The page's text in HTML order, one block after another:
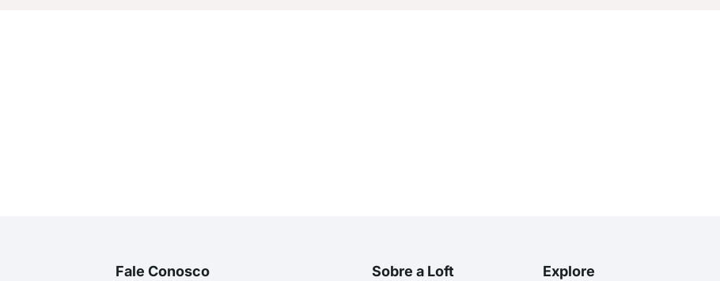
Fale Conosco Sobre a Loft Explore